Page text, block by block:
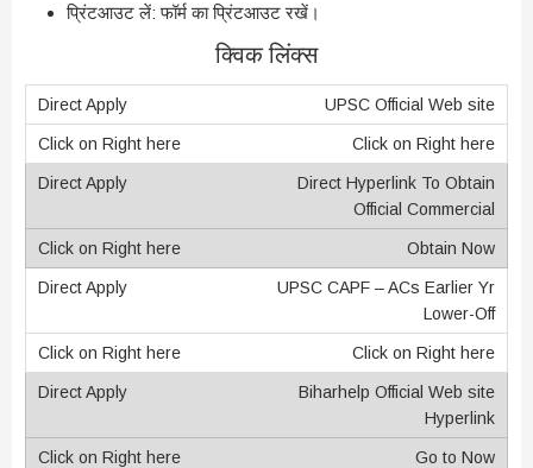
प्रिंटआउट लें: फॉर्म का प्रिंटआउट रखें।
क्विक लिंक्स
UPSC Official Web site
Click on Right here
Direct Hyperlink To Obtain
Official Commercial
Obtain Now
UPSC CAPF – ACs Earlier Yr
Lower-Off
Click on Right here
Biharhelp Official Web site
Hyperlink
Go to Now